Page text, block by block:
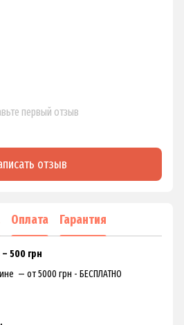
первый отзыв
отзыв
Оплата Гарантия
500 грн
— от 5000 грн - БЕСПЛАТНО